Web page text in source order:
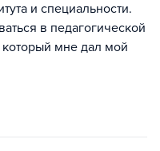
и специальности.
в педагогической
который мне дал мой